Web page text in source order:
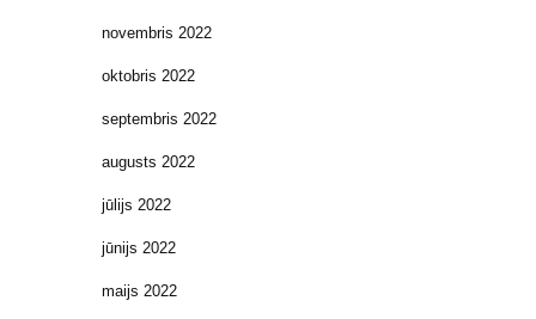
novembris 2022
oktobris 2022
septembris 2022
augusts 2022
jūlijs 2022
jūnijs 2022
maijs 2022